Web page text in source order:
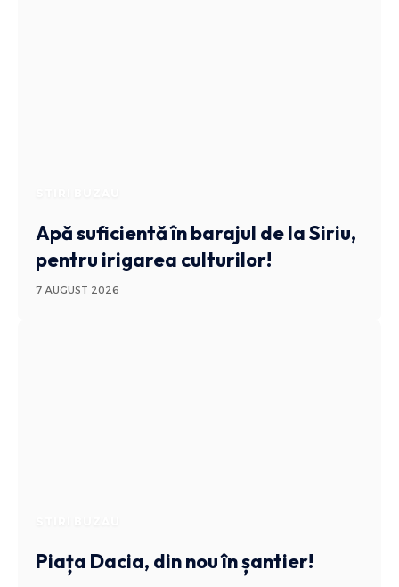
Apă suficientă în barajul de la Siriu,
pentru irigarea culturilor!
7 AUGUST 2026
Piața Dacia, din nou în șantier!